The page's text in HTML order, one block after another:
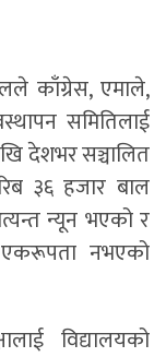
काँग्रेस, एमाले,
समितिलाई
देशभर सञ्चालित
३६ हजार बाल
न्यून भएको र
एकरूपता नभएको
विद्यालयको